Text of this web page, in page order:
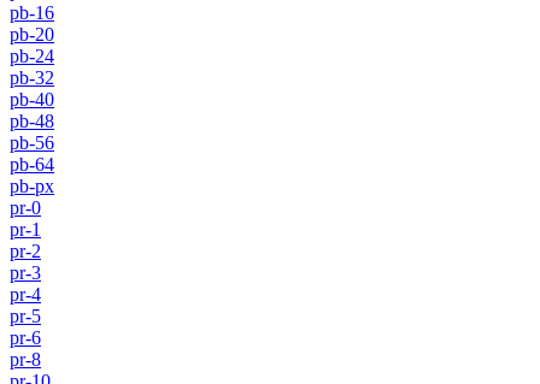
pb-16
pb-20
pb-24
pb-32
pb-40
pb-48
pb-56
pb-64
pb-px
pr-0
pr-1
pr-2
pr-3
pr-4
pr-5
pr-6
pr-8